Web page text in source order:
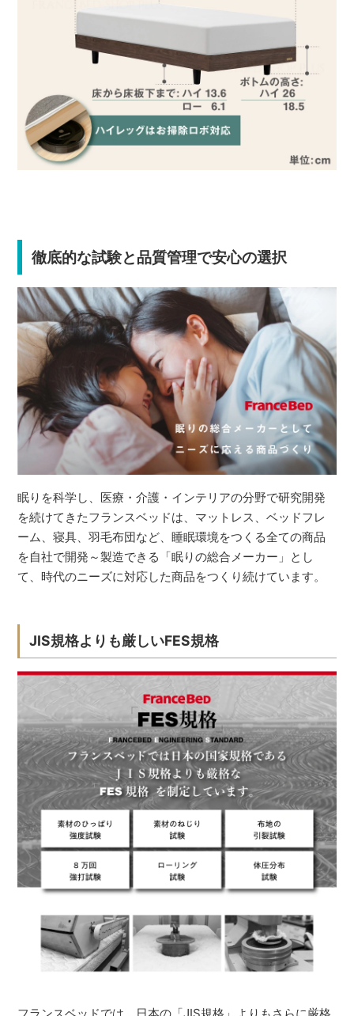
徹底的な試験と品質管理で安心の選択
眠りを科学し、医療・介護・インテリアの分野で研究開発
を続けてきたフランスベッドは、マットレス、ベッドフレ
ーム、寝具、羽毛布団など、睡眠環境をつくる全ての商品
を自社で開発～製造できる「眠りの総合メーカー」とし
て、時代のニーズに対応した商品をつくり続けています。
JIS規格よりも厳しいFES規格
フランスベッドでは、日本の「JIS規格」よりもさらに厳格